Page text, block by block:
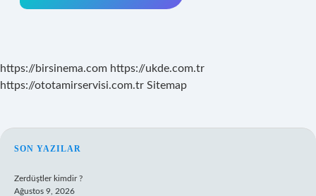
https://birsinema.com https://ukde.com.tr
https://ototamirservisi.com.tr Sitemap
SIDEBAR
SON YAZILAR
Zerdüştler kimdir ?
Ağustos 9, 2026